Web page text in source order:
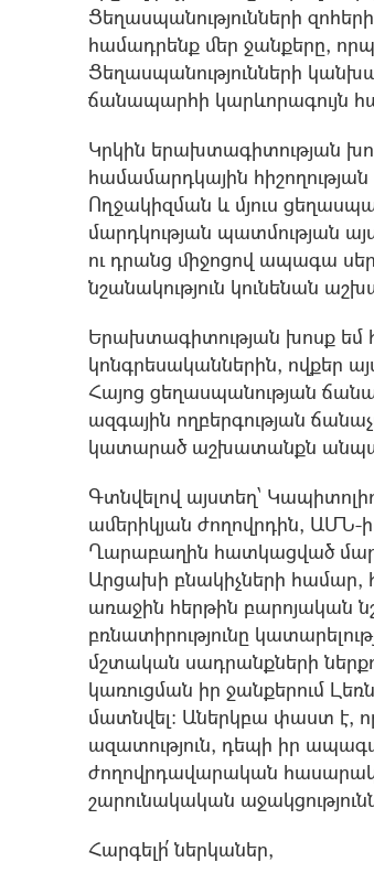
Ցեղասպանությունների
համադրենք մեր ջանքերը,
Ցեղասպանությունների
ճանապարհի կարևորագույն
Կրկին երախտագիտության
համամարդկային
Ողջակիզման և մյուս
մարդկության պատմության
ու դրանց միջոցով ապագա
նշանակություն կունենան
Երախտագիտության խոսք եմ
կոնգրեսականներին, ովքեր
Հայոց ցեղասպանության
ազգային ողբերգության
կատարած աշխատանքն
Գտնվելով այստեղ՝
ամերիկյան ժողովրդին, ԱՄՆ-
Ղարաբաղին հատկացված
Արցախի բնակիչների համար,
առաջին հերթին բարոյական
բռնատիրությունը
մշտական սադրանքների
կառուցման իր ջանքերում
մատնվել: Աներկբա փաստ է,
ազատություն, դեպի իր
ժողովրդավարական
շարունակական
Հարգելի՛ ներկաներ,